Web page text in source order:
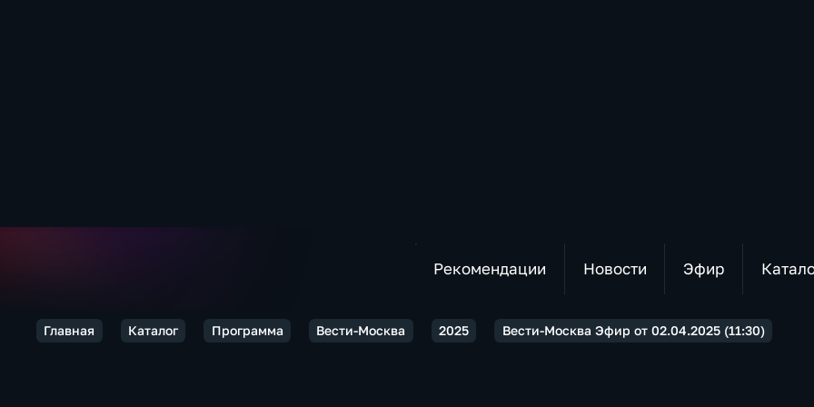
Рекомендации Новости Эфир
Главная Каталог Программа Вести-Москва 2025 Вести-Москва Эфир от 02.04.2025 (11:30)